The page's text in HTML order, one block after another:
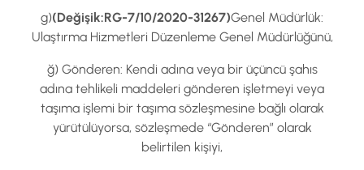
g)(Değişik:RG-7/10/2020-31267)Genel Müdürlük:
Ulaştırma Hizmetleri Düzenleme Genel Müdürlüğünü,
ğ) Gönderen: Kendi adına veya bir üçüncü şahıs
adına tehlikeli maddeleri gönderen işletmeyi veya
taşıma işlemi bir taşıma sözleşmesine bağlı olarak
yürütülüyorsa, sözleşmede “Gönderen” olarak
belirtilen kişiyi,